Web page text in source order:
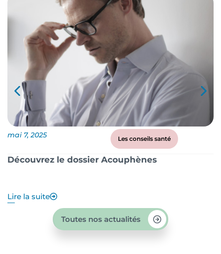
mai 7, 2025 Les conseils santé
Découvrez le dossier Acouphènes
Lire la suite
Toutes nos actualités